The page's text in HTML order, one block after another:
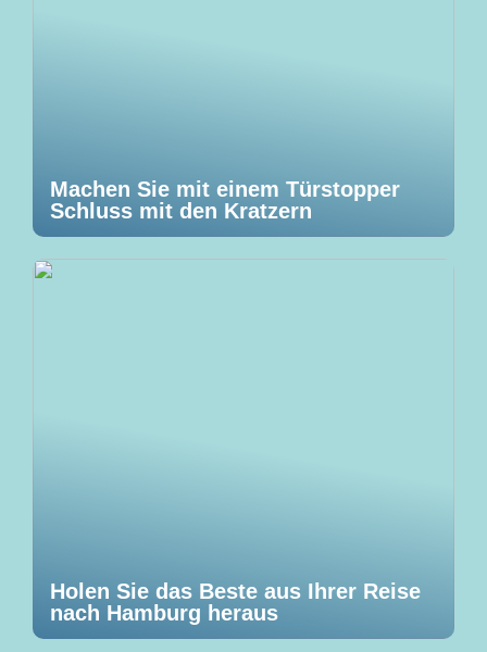
Machen Sie mit einem Türstopper
Schluss mit den Kratzern
Holen Sie das Beste aus Ihrer Reise
nach Hamburg heraus